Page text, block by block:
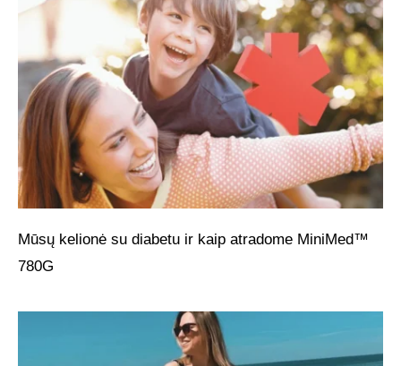
Mūsų kelionė su diabetu ir kaip atradome MiniMed™
780G